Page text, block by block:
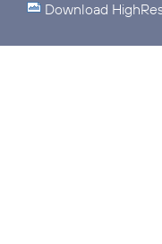
Download